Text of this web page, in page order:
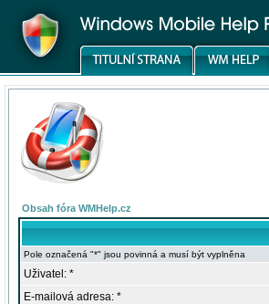
Obsah fóra WMHelp.cz
Pole označená "*" jsou povinná a musí být vyplněna
Uživatel: *
E-mailová adresa: *